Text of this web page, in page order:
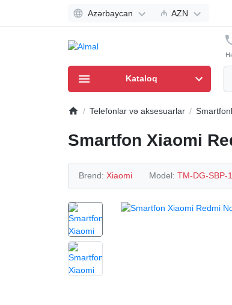
Azərbaycan ₼ AZN
Kataloq
Telefonlar və aksesuarlar
Smartfon Xiaomi
Brend: Xiaomi Model: TM-DG-SBP-